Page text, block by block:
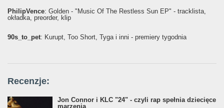
PhilipVence: Golden - "Music Of The Restless Sun EP" - tracklista,
okładka, preorder, klip
90s_to_pet: Kurupt, Too Short, Tyga i inni - premiery tygodnia
Recenzje:
Jon Connor i KLC "24" - czyli rap spełnia dziecięce
marzenia